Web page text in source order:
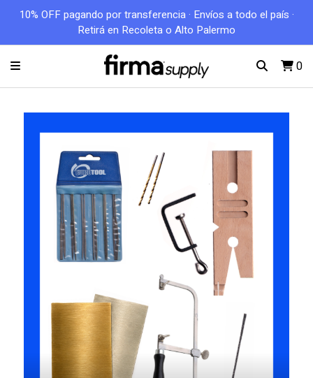
10% OFF pagando por transferencia · Envíos a todo el país ·
Retirá en Recoleta o Alto Palermo
0